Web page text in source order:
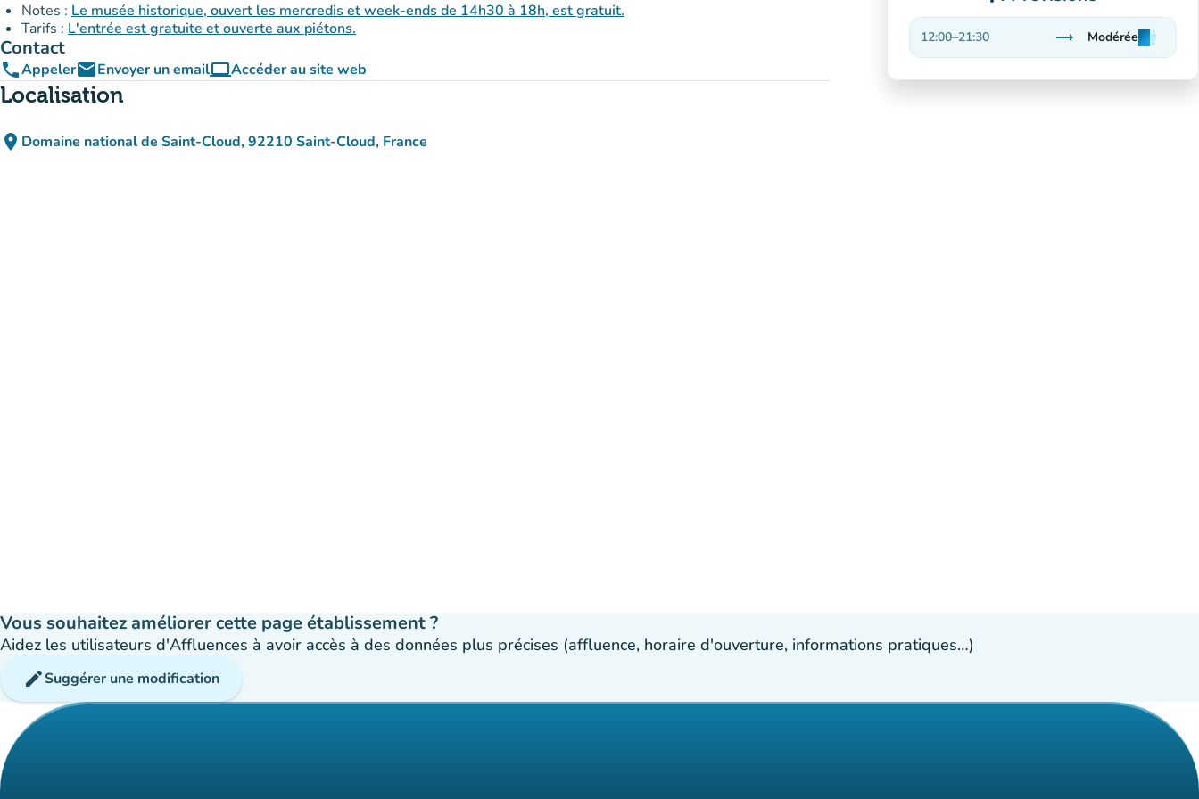
Notes : Le musée historique, ouvert les mercredis et week-ends de 14h30 à 18h, est gratuit.
Tarifs : L'entrée est gratuite et ouverte aux piétons.
Contact
phoneAppeleremailEnvoyer un emailcomputerAccéder au site web
(nouvel onglet)
Localisation
place Domaine national de Saint-Cloud, 92210 Saint-Cloud, France
(ouvrir dans Google Maps)
(nouvel onglet)
12:00–21:30 trending_flat
Stable
Modéréeman
man
man
Vous souhaitez améliorer cette page établissement ?
Aidez les utilisateurs d'Affluences à avoir accès à des données plus précises (affluence, horaire d'ouverture, informations pratiques…)
editSuggérer une modification